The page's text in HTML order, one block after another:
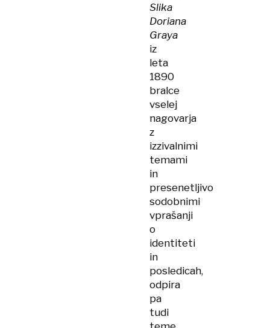
Slika
Doriana
Graya
iz
leta
1890
bralce
vselej
nagovarja
z
izzivalnimi
temami
in
presenetljivo
sodobnimi
vprašanji
o
identiteti
in
posledicah,
odpira
pa
tudi